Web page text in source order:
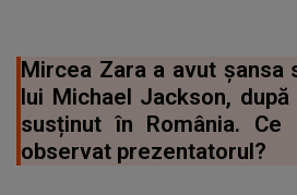
Mircea Zara a avut șansa
lui Michael Jackson,
susținut în România.
observat prezentatorul?